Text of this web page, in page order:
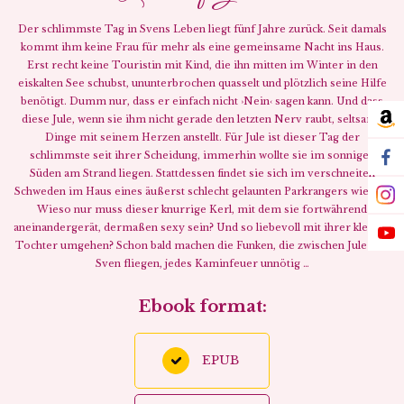
Der schlimmste Tag in Svens Leben liegt fünf Jahre zurück. Seit damals
kommt ihm keine Frau für mehr als eine gemeinsame Nacht ins Haus.
Erst recht keine Touristin mit Kind, die ihn mitten im Winter in den
eiskalten See schubst, ununterbrochen quasselt und plötzlich seine Hilfe
benötigt. Dumm nur, dass er einfach nicht ›Nein‹ sagen kann. Und dass
diese Jule, wenn sie ihm nicht gerade den letzten Nerv raubt, seltsame
Dinge mit seinem Herzen anstellt. Für Jule ist dieser Tag der
schlimmste seit ihrer Scheidung, immerhin wollte sie im sonnigen
Süden am Strand liegen. Stattdessen findet sie sich im verschneiten
Schweden im Haus eines äußerst schlecht gelaunten Parkrangers wieder.
Wieso nur muss dieser knurrige Kerl, mit dem sie fortwährend
aneinandergerät, dermaßen sexy sein? Und so liebevoll mit ihrer kleinen
Tochter umgehen? Schon bald machen die Funken, die zwischen Jule und
Sven fliegen, jedes Kaminfeuer unnötig …
Ebook format:
EPUB